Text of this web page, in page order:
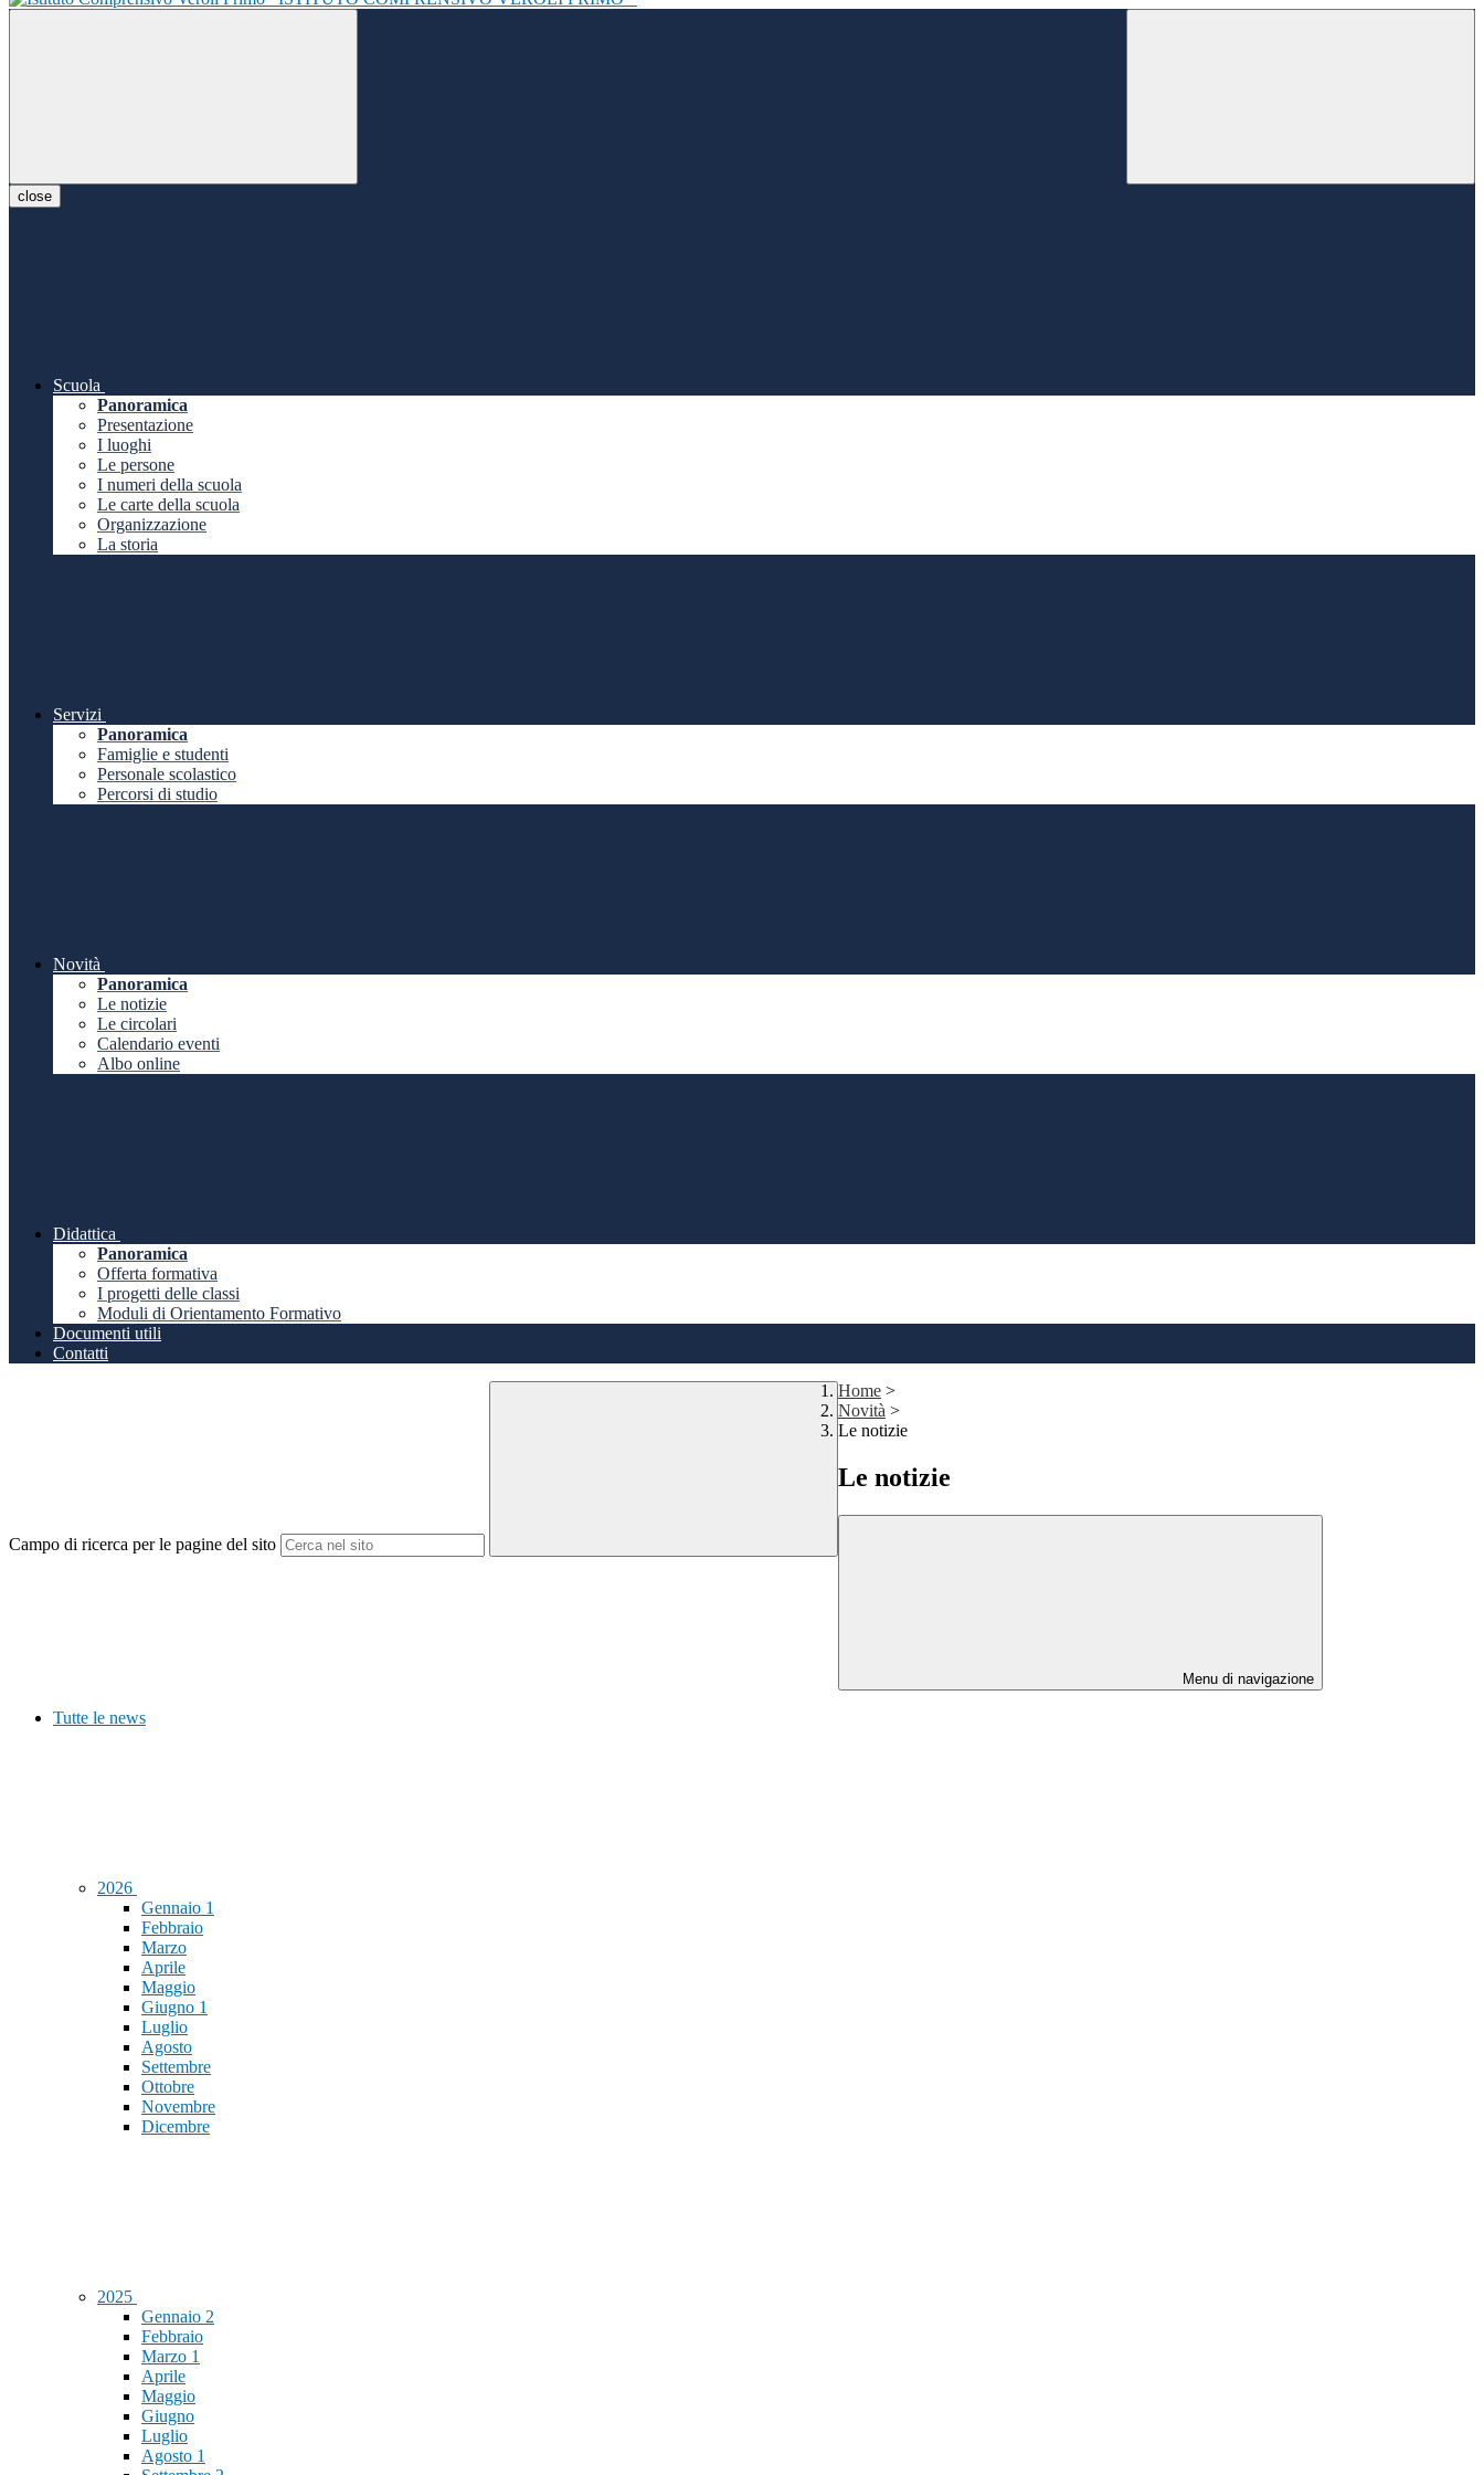
close
Scuola
Panoramica
Presentazione
I luoghi
Le persone
I numeri della scuola
Le carte della scuola
Organizzazione
La storia
Servizi
Panoramica
Famiglie e studenti
Personale scolastico
Percorsi di studio
Novità
Panoramica
Le notizie
Le circolari
Calendario eventi
Albo online
Didattica
Panoramica
Offerta formativa
I progetti delle classi
Moduli di Orientamento Formativo
Documenti utili
Contatti
Campo di ricerca per le pagine del sito
Home >
Novità >
Le notizie
Le notizie
Menu di navigazione
Tutte le news
2026
Gennaio 1
Febbraio
Marzo
Aprile
Maggio
Giugno 1
Luglio
Agosto
Settembre
Ottobre
Novembre
Dicembre
2025
Gennaio 2
Febbraio
Marzo 1
Aprile
Maggio
Giugno
Luglio
Agosto 1